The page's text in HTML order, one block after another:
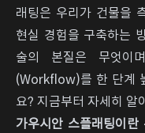
래팅은 우리가 건물을
현실 경험을 구축하는
술의 본질은 무엇이
(Workflow)를 한 단계
요? 지금부터 자세히 알
가우시안 스플래팅이